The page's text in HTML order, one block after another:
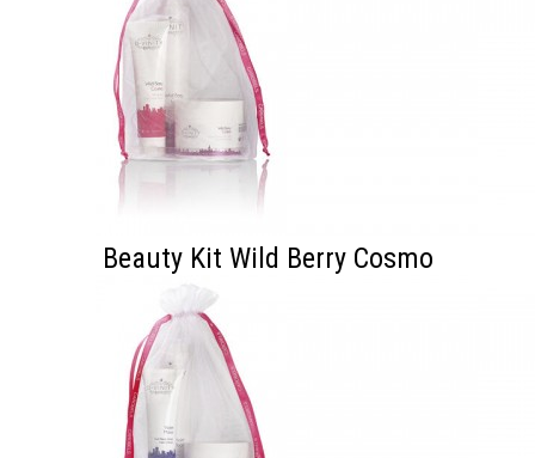
Beauty Kit Wild Berry Cosmo